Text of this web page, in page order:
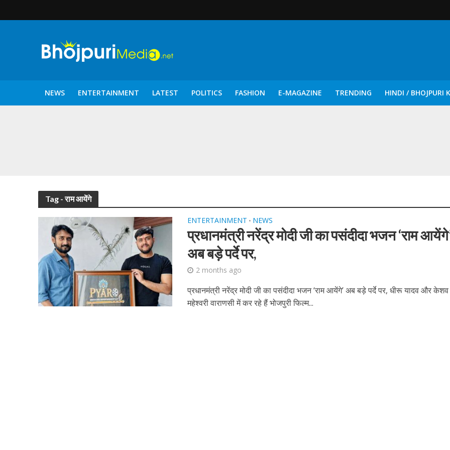
NEWS ENTERTAINMENT LATEST POLITICS FASHION E-MAGAZINE TRENDING HINDI / BHOJPURI
शिवानी सिंह का नया बोलबम गीत तोहरे के मांगिला जानु हुआ रिलीज, दर्शकों का मिल रहा भरपूर प्यार
Tag - राम आयेंगे
ENTERTAINMENT • NEWS
प्रधानमंत्री नरेंद्र मोदी जी का पसंदीदा भजन ‘राम
अब बड़े पर्दे पर,
2 months ago
प्रधानमंत्री नरेंद्र मोदी जी का पसंदीदा भजन ‘राम आयेंगे’ अब बड़े पर्दे पर, धीरू यादव और केशव
महेश्वरी वाराणसी में कर रहे हैं भोजपुरी फिल्म...